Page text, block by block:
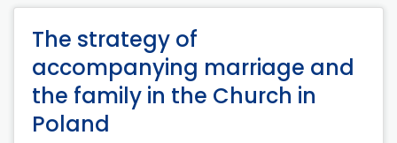
The strategy of
accompanying marriage and
the family in the Church in
Poland